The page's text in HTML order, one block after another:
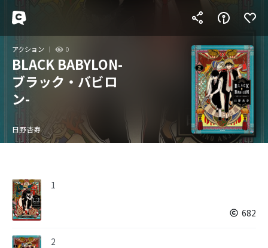
アクション 0
BLACK BABYLON-
ブラック・バビロ
ン-
日野杏寿
1
682
2